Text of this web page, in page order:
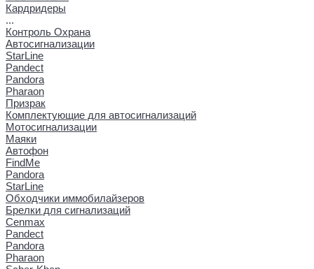
Кардридеры
...
Контроль Охрана
Автосигнализации
StarLine
Pandect
Pandora
Pharaon
Призрак
Комплектующие для автосигнализаций
Мотосигнализации
Маяки
Автофон
FindMe
Pandora
StarLine
Обходчики иммобилайзеров
Брелки для сигнализаций
Cenmax
Pandect
Pandora
Pharaon